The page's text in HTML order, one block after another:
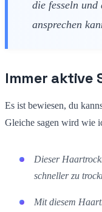
die fesseln
ansprechen
Immer aktive
Es ist bewiesen, du
Gleiche sagen wird wie
Dieser
schneller zu
Mit diesem